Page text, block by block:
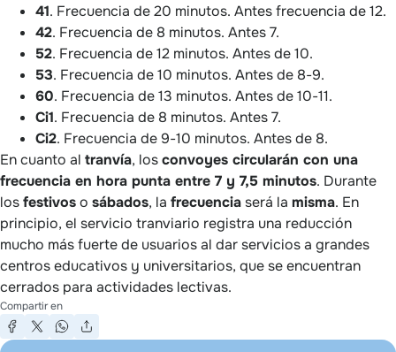
41. Frecuencia de 20 minutos. Antes frecuencia de 12.
42. Frecuencia de 8 minutos. Antes 7.
52. Frecuencia de 12 minutos. Antes de 10.
53. Frecuencia de 10 minutos. Antes de 8-9.
60. Frecuencia de 13 minutos. Antes de 10-11.
Ci1. Frecuencia de 8 minutos. Antes 7.
Ci2. Frecuencia de 9-10 minutos. Antes de 8.
En cuanto al tranvía, losconvoyes circularán con una
frecuencia en hora punta entre 7 y 7,5 minutos. Durante
losfestivoso sábados, la frecuencia será la misma. En
principio, el servicio tranviario registra una reducción
mucho más fuerte de usuarios al dar servicios a grandes
centros educativos y universitarios, que se encuentran
cerrados para actividades lectivas.
Compartir en